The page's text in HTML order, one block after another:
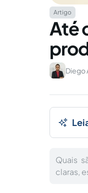
Artigo
Até
Diego
Quais
claras,